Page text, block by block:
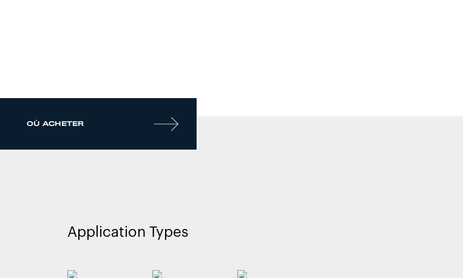
OÙ ACHETER
Application Types